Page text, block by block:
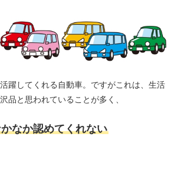
躍してくれる自動車。ですがこれは、生活
品と思われていることが多く、
なか認めてくれない